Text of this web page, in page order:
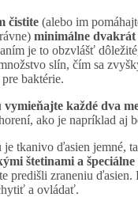
čistite (alebo im
minimálne dvakrát
je to obzvlášť
slín, čím sa
baktérie.
každé dva
ako je napríklad aj
tkanivo ďasien jemné,
štetinami a špeciálne
predišli zraneniu
a ovládať.